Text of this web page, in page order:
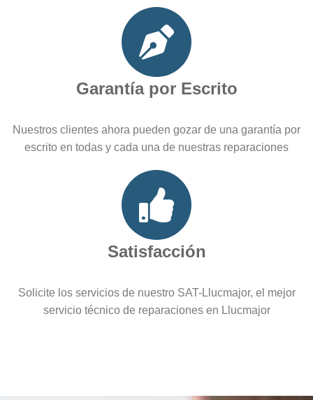
Garantía por Escrito
Nuestros clientes ahora pueden gozar de una garantía por
escrito en todas y cada una de nuestras reparaciones
Satisfacción
Solicite los servicios de nuestro SAT-Llucmajor, el mejor
servicio técnico de reparaciones en Llucmajor